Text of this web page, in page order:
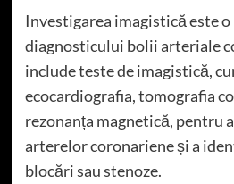
Investigarea imagistică este
diagnosticului bolii arteriale
include teste de imagistică,
ecocardiografia, tomografia
rezonanța magnetică, pentru
arterelor coronariene și a
blocări sau stenoze.